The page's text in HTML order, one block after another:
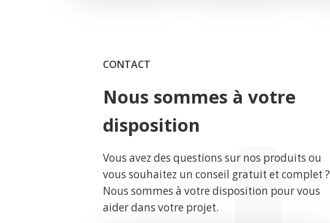
CONTACT
Nous sommes à votre
disposition
Vous avez des questions sur nos produits ou
vous souhaitez un conseil gratuit et complet ?
Nous sommes à votre disposition pour vous
aider dans votre projet.